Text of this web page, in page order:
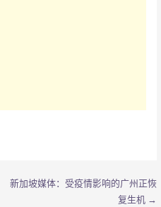
新加坡媒体：受疫情影响的广州正恢
复生机 →